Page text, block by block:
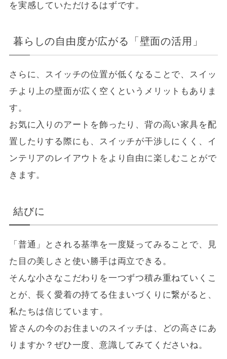
を実感していただけるはずです。
暮らしの自由度が広がる「壁面の活用」
さらに、スイッチの位置が低くなることで、スイッ
チより上の壁面が広く空くというメリットもありま
す。
お気に入りのアートを飾ったり、背の高い家具を配
置したりする際にも、スイッチが干渉しにくく、イ
ンテリアのレイアウトをより自由に楽しむことがで
きます。
結びに
「普通」とされる基準を一度疑ってみることで、見
た目の美しさと使い勝手は両立できる。
そんな小さなこだわりを一つずつ積み重ねていくこ
とが、長く愛着の持てる住まいづくりに繋がると、
私たちは信じています。
皆さんの今のお住まいのスイッチは、どの高さにあ
りますか？ぜひ一度、意識してみてくださいね。